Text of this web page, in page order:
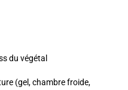
du végétal
(gel, chambre froide,